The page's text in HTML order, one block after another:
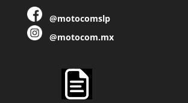
@motocomslp
@motocom.mx